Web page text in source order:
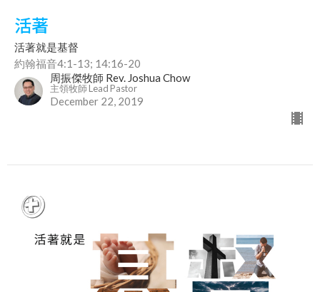
活著
活著就是基督
約翰福音4:1-13; 14:16-20
周振傑牧師 Rev. Joshua Chow
主領牧師 Lead Pastor
December 22, 2019